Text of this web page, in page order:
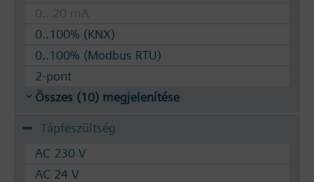
0...20 mA
0..100% (KNX)
0..100% (Modbus RTU)
2-pont
Összes (10) megjelenítése
Tápfeszültség
AC 230 V
AC 24 V